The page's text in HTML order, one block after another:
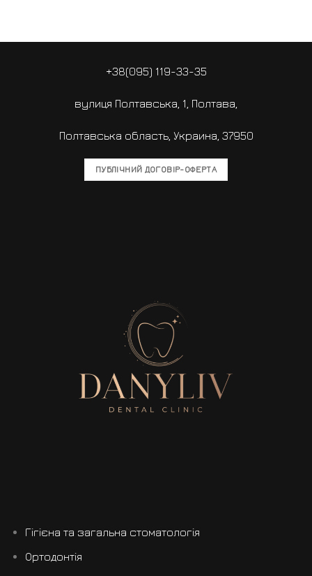
+38(095) 119-33-35
вулиця Полтавська, 1, Полтава,
Полтавська область, Украина, 37950
ПУБЛІЧНИЙ ДОГОВІР-ОФЕРТА
Гігієна та загальна стоматологія
Ортодонтія